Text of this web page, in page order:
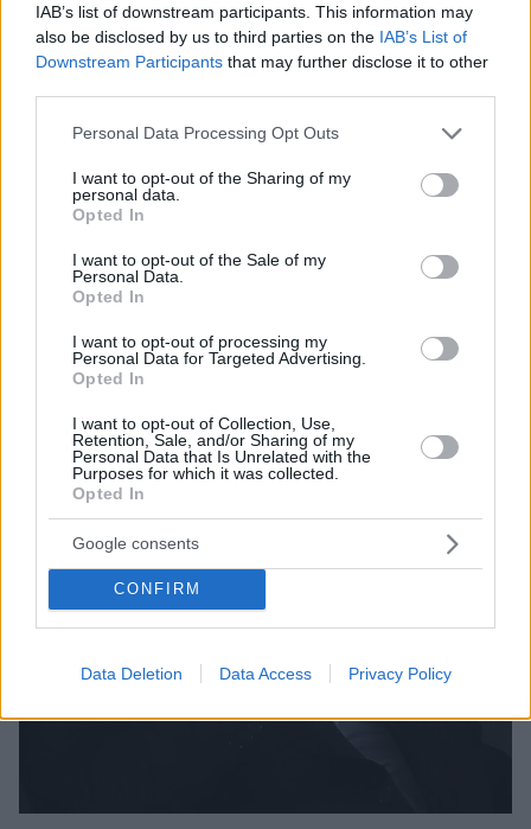
IAB’s list of downstream participants. This information may
also be disclosed by us to third parties on the IAB’s List of
Downstream Participants that may further disclose it to other
Please note that this website/app uses one or more Google
not limited to your visit or usage behaviour. You may click to
grant or deny consent to Google and its third-party tags to
use your data for below specified purposes in below Google
consent section.
Personal Data Processing Opt Outs
I want to opt-out of the Sharing of my
personal data.
Opted In
I want to opt-out of the Sale of my
Personal Data.
Opted In
I want to opt-out of processing my
Personal Data for Targeted Advertising.
Opted In
I want to opt-out of Collection, Use,
Retention, Sale, and/or Sharing of my
Personal Data that Is Unrelated with the
Purposes for which it was collected.
Opted In
Google consents
CONFIRM
Data Deletion Data Access Privacy Policy
Ο γιος του Αγά Χαν, Ραχίμ Αλ Χουσάινι, αναλαμβάνει
νέος πνευματικός ηγέτης των Ισμαηλιτών
Θα γίνει ο 50ός κληρονομικός ιμάμης των
Ισμαηλιτών, που υπολογίζονται γύρω στα 12-15
εκατομμύρια σε όλον τον κόσμο